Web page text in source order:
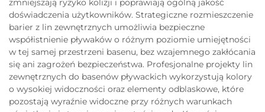
doświadczenia użytkowników. Strategiczne rozmieszczenie
barier z lin zewnętrznych umożliwia bezpieczne
współistnienie pływaków o różnym poziomie umiejętności
w tej samej przestrzeni basenu, bez wzajemnego zakłócania
się ani zagrożeń bezpieczeństwa. Profesjonalne projekty lin
zewnętrznych do basenów pływackich wykorzystują kolory
o wysokiej widoczności oraz elementy odblaskowe, które
pozostają wyraźnie widoczne przy różnych warunkach